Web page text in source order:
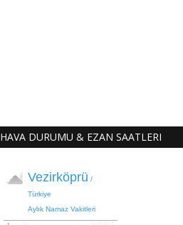
HAVA DURUMU & EZAN SAATLERI